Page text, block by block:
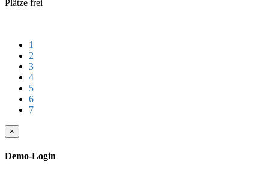
Plätze frei
1
2
3
4
5
6
7
×
Demo-Login